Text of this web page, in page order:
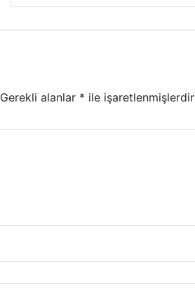
Gerekli alanlar * ile işaretlenmişlerdir